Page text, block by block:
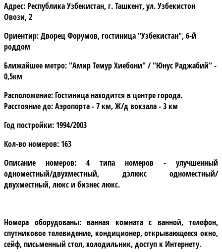
Адрес: Республика Узбекистан, г. Ташкент, ул. Узбекистон
Овози, 2
Ориентир:Дворец Форумов, гостиница "Узбекистан", 6-й
роддом
Ближайшее метро: "Амир Темур Хиебони" / "Юнус Раджабий" -
0,5км
Расположение: Гостиница находится в центре города.
Расстояние до: Аэропорта - 7 км, Ж/д вокзала - 3 км
Год постройки: 1994/2003
Кол-во номеров: 163
Описание номеров: 4 типа номеров - улучшенный
одноместный/двухместный, дэлюкс одноместный/
двухместный, люкс и бизнес люкс.
Номера оборудованы:ванная комната с ванной, телефон,
спутниковое телевидение, кондиционер, открывающееся окно,
сейф, письменный стол, холодильник, доступ к Интернету.